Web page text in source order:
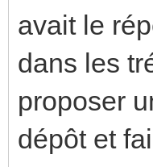
avait le
dans les
proposer
dépôt et